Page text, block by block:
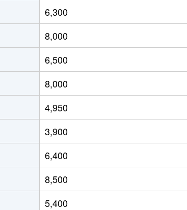
6,300
8,000
6,500
8,000
4,950
3,900
6,400
8,500
5,400